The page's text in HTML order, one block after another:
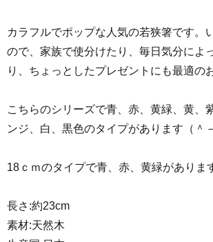
カラフルでポップな人気の若狭箸です。
ので、家族で使分けたり、毎日気分によ
り、ちょっとしたプレゼントにも最適の
こちらのシリーズで青、赤、黄緑、黄、
ンジ、白、黒色のタイプがあります（＾
18ｃｍのタイプで青、赤、黄緑がありま
長さ:約23cm
素材:天然木